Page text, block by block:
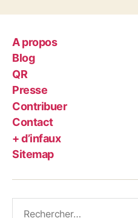
A propos
Blog
QR
Presse
Contribuer
Contact
+ d’infaux
Sitemap